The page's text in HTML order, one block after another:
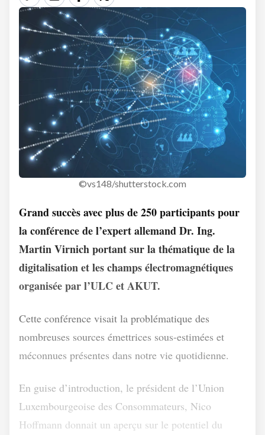
©vs148/shutterstock.com
Grand succès avec plus de 250 participants pour
la conférence de l’expert allemand Dr. Ing.
Martin Virnich portant sur la thématique de la
digitalisation et les champs électromagnétiques
organisée par l’ULC et AKUT.
Cette conférence visait la problématique des
nombreuses sources émettrices sous-estimées et
méconnues présentes dans notre vie quotidienne.
En guise d’introduction, le président de l’Union
Luxembourgeoise des Consommateurs, Nico
Hoffmann donnait un aperçu sur le potentiel du